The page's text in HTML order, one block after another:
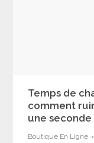
Temps de
comment
une seconde
Boutique En Ligne